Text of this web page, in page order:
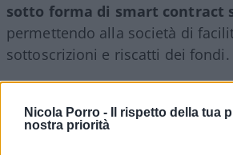
Nicola Porro -
Il rispetto della tua
nostra priorità
sotto forma di smart contract
permettendo alla società di
sottoscrizioni e riscatti dei fondi.
Management per Singapore e il